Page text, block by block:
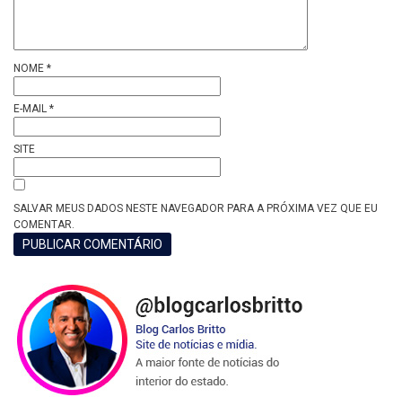
NOME *
E-MAIL *
SITE
SALVAR MEUS DADOS NESTE NAVEGADOR PARA A PRÓXIMA VEZ QUE EU
COMENTAR.